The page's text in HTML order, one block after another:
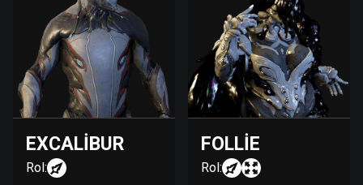
EXCALIBUR
Rol:
FOLLIE
Rol: